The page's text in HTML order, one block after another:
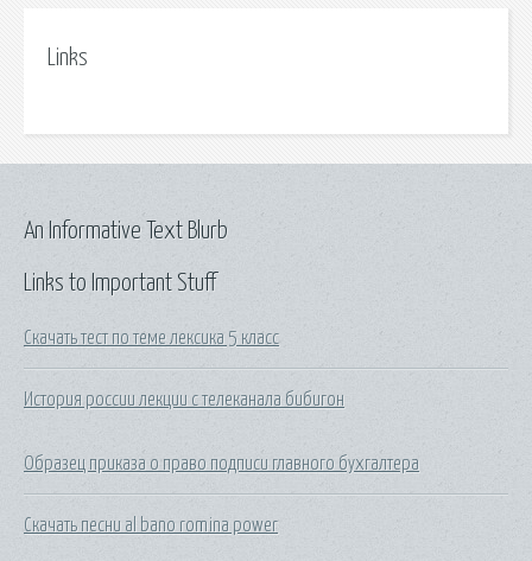
Links
Links to Important Stuff
Скачать тест по теме лексика 5 класс
История россии лекции с телеканала бибигон
Образец приказа о право подписи главного бухгалтера
Скачать песни al bano romina power
An Informative Text Blurb